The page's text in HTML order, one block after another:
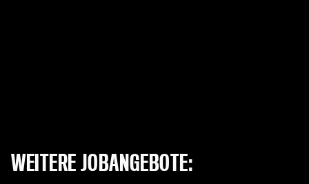
WEITERE JOBANGEBOTE: